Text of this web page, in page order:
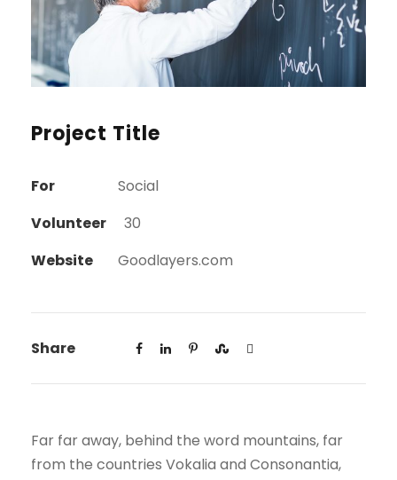
Project Title
For
Social
Volunteer
30
Website
Goodlayers.com
Share
Far far away, behind the word mountains, far
from the countries Vokalia and Consonantia,